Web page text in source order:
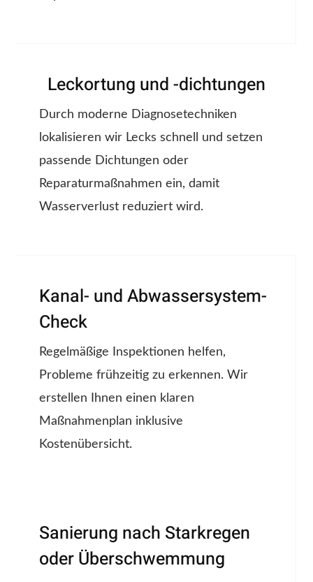
Leckortung und -dichtungen
Durch moderne Diagnosetechniken
lokalisieren wir Lecks schnell und setzen
passende Dichtungen oder
Reparaturmaßnahmen ein, damit
Wasserverlust reduziert wird.
Kanal- und Abwassersystem-
Check
Regelmäßige Inspektionen helfen,
Probleme frühzeitig zu erkennen. Wir
erstellen Ihnen einen klaren
Maßnahmenplan inklusive
Kostenübersicht.
Sanierung nach Starkregen
oder Überschwemmung